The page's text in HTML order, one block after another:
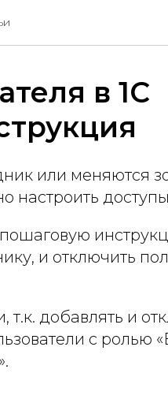
в 1С
или меняются
настроить
и отключить
добавлять и
с ролью